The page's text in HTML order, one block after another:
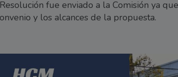
fue enviado a la Comisión ya
y los alcances de la propuesta.